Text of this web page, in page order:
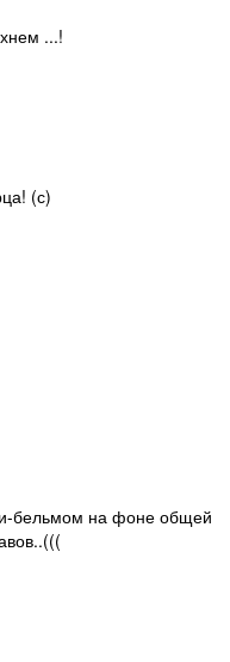
...!
(с)
бельмом на фоне общей